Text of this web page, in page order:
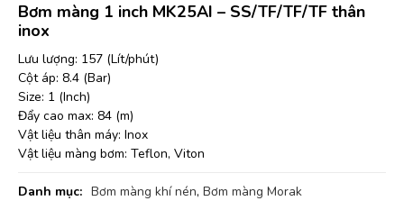
Bơm màng 1 inch MK25AI – SS/TF/TF/TF thân
inox
Lưu lượng: 157 (Lít/phút)
Cột áp: 8.4 (Bar)
Size: 1 (Inch)
Đẩy cao max: 84 (m)
Vật liệu thân máy: Inox
Vật liệu màng bơm: Teflon, Viton
Danh mục: Bơm màng khí nén, Bơm màng Morak